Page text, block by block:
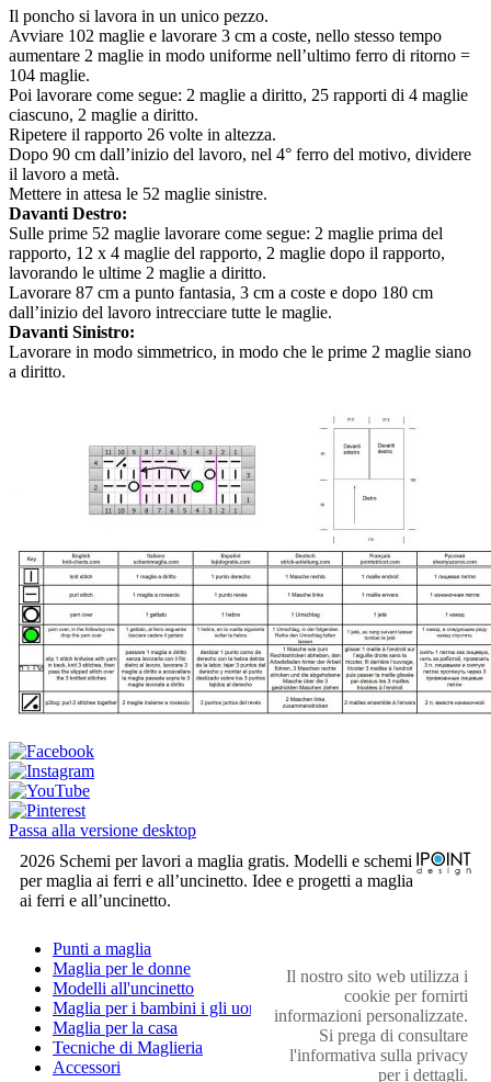
Il poncho si lavora in un unico pezzo.
Avviare 102 maglie e lavorare 3 cm a coste, nello stesso tempo
aumentare 2 maglie in modo uniforme nell’ultimo ferro di ritorno =
104 maglie.
Poi lavorare come segue: 2 maglie a diritto, 25 rapporti di 4 maglie
ciascuno, 2 maglie a diritto.
Ripetere il rapporto 26 volte in altezza.
Dopo 90 cm dall’inizio del lavoro, nel 4° ferro del motivo, dividere
il lavoro a metà.
Mettere in attesa le 52 maglie sinistre.
Davanti Destro:
Sulle prime 52 maglie lavorare come segue: 2 maglie prima del
rapporto, 12 x 4 maglie del rapporto, 2 maglie dopo il rapporto,
lavorando le ultime 2 maglie a diritto.
Lavorare 87 cm a punto fantasia, 3 cm a coste e dopo 180 cm
dall’inizio del lavoro intrecciare tutte le maglie.
Davanti Sinistro:
Lavorare in modo simmetrico, in modo che le prime 2 maglie siano
a diritto.
Passa alla versione desktop
2026 Schemi per lavori a maglia gratis. Modelli e schemi
per maglia ai ferri e all’uncinetto. Idee e progetti a maglia
ai ferri e all’uncinetto.
Punti a maglia
Maglia per le donne
Modelli all'uncinetto
Maglia per i bambini i gli uomini
Maglia per la casa
Tecniche di Maglieria
Accessori
Il nostro sito web utilizza i
cookie per fornirti
informazioni personalizzate.
Si prega di consultare
l'informativa sulla privacy
per i dettagli.